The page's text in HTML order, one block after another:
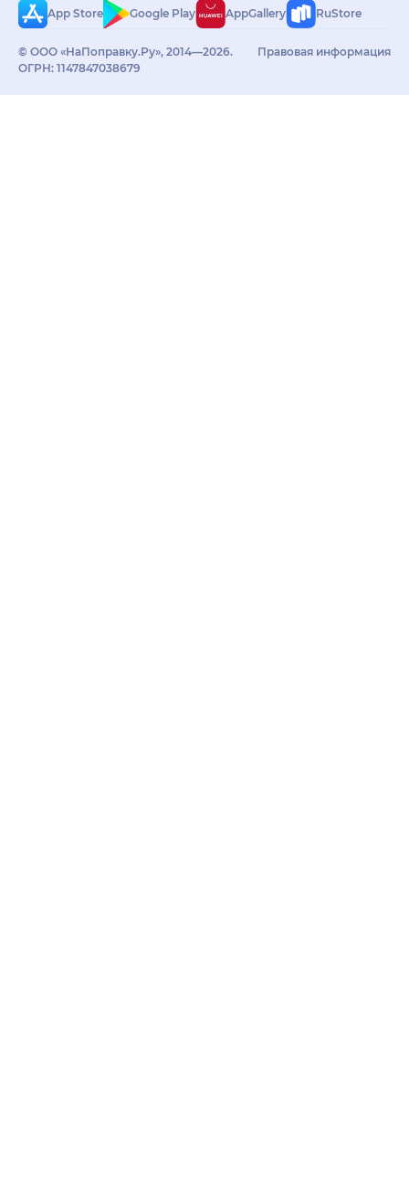
App Store
Google Play AppGallery RuStore
© ООО «НаПоправку.Ру», 2014—2026.
ОГРН: 1147847038679
Правовая информация